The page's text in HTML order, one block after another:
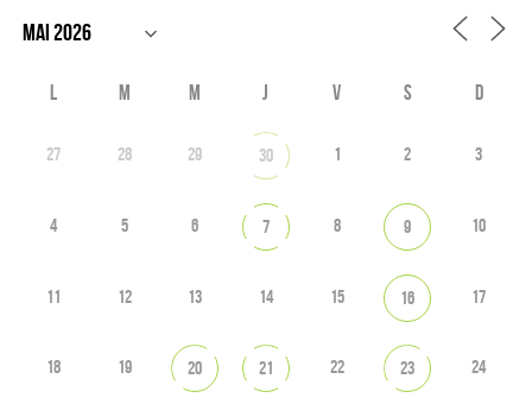
L M M J V S D
27 28 29 30 1 2 3
4 5 6 7 8 9 10
11 12 13 14 15 16 17
18 19 20 21 22 23 24